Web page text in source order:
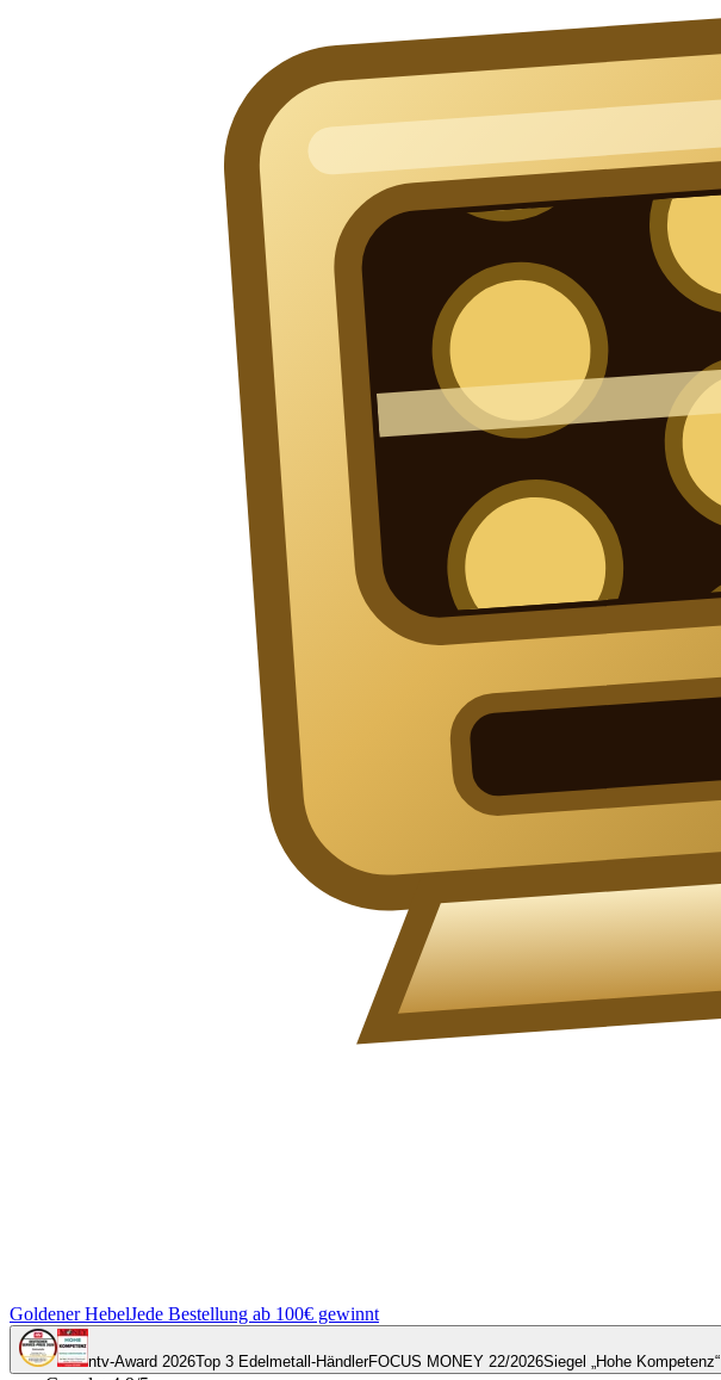
Goldener HebelJede Bestellung ab 100€ gewinnt
ntv-Award 2026Top 3 Edelmetall-HändlerFOCUS MONEY 22/2026Siegel „Hohe Kompetenz“